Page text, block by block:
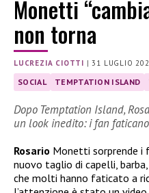
Monetti
non torna
LUCREZIA CIOTTI |31 LUGLIO
SOCIAL TEMPTATION ISLAND
Dopo Temptation Island,
un look inedito: i fan
Rosario Monetti sorprende i
nuovo taglio di capelli,
che molti hanno faticato a